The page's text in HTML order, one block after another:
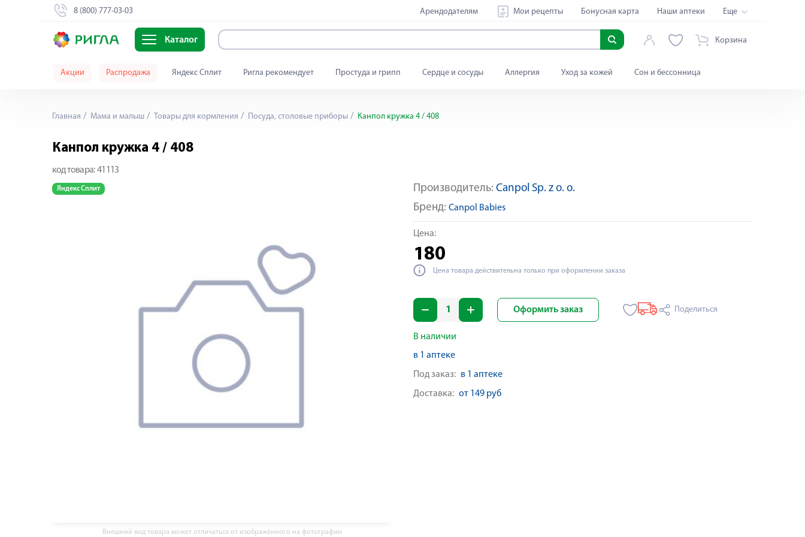
8 (800) 777-03-03 Арендодателям Мои рецепты Бонусная карта Наши аптеки Еще
Каталог Корзина
Акции Распродажа Яндекс Сплит Ригла рекомендует Простуда и грипп Сердце и сосуды Аллергия Уход за кожей Сон и бессонница
Главная Мама и малыш Товары для кормления Посуда, столовые приборы Канпол кружка 4 / 408
Канпол кружка 4 / 408
код товара: 41113
Яндекс Сплит
Внешний вид товара может отличаться от изображённого на фотографии
Производитель: Canpol Sp. z o. o.
Бренд: Canpol Babies
Цена:
180
Цена товара действительна только при оформлении заказа
Оформить заказ Поделиться
В наличии
в 1 аптеке
Под заказ: в 1 аптеке
Доставка: от 149 руб